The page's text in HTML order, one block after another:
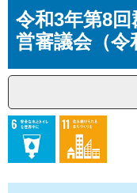
文令和3年第8
営審議会（令